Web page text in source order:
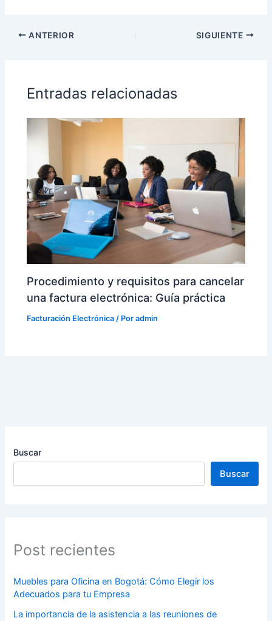
ANTERIOR SIGUIENTE
Entradas relacionadas
Procedimiento y requisitos para cancelar
una factura electrónica: Guía práctica
Facturación Electrónica / Poradmin
Buscar
Buscar
Post recientes
Muebles para Oficina en Bogotá: Cómo Elegir los
Adecuados para tu Empresa
La importancia de la asistencia a las reuniones de